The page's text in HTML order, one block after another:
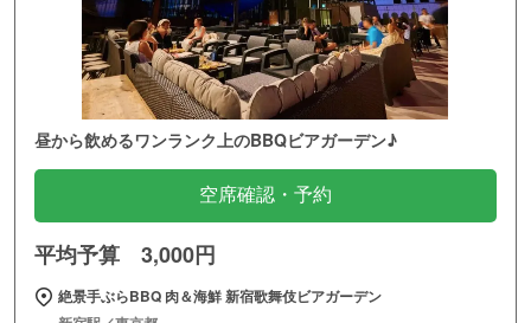
昼から飲めるワンランク上のBBQビアガーデン♪
空席確認・予約
平均予算 3,000円
絶景手ぶらBBQ 肉＆海鮮 新宿歌舞伎ビアガーデン